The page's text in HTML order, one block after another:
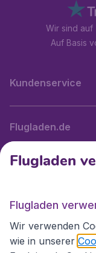
Wir sind auf
Auf Basis
Kundenservice
Flugladen.de
Internationale
Folgen Sie uns:
Flugladen
Flugladen
Wir verwenden
wie in unserer